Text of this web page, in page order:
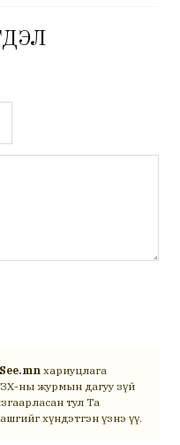
хариуцлага
ны журмын дагуу зүй
тул Та
хүндэтгэн үзнэ үү.